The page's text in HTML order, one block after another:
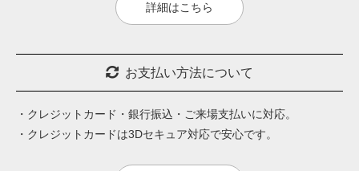
詳細はこちら
お支払い方法について
・クレジットカード・銀行振込・ご来場支払いに対応。
・クレジットカードは3Dセキュア対応で安心です。